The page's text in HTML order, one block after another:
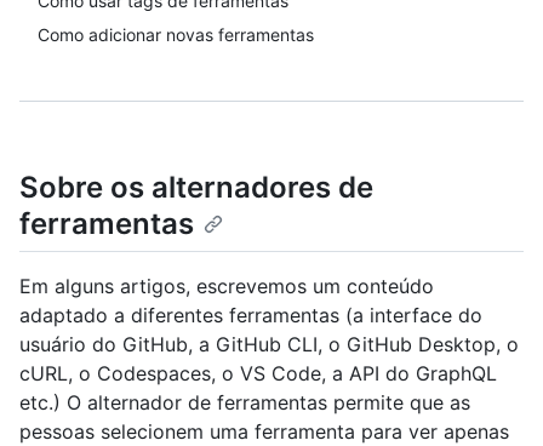
Como adicionar novas ferramentas
Sobre os alternadores de
ferramentas
Em alguns artigos, escrevemos um conteúdo
adaptado a diferentes ferramentas (a interface do
usuário do GitHub, a GitHub CLI, o GitHub Desktop, o
cURL, o Codespaces, o VS Code, a API do GraphQL
etc.) O alternador de ferramentas permite que as
pessoas selecionem uma ferramenta para ver apenas